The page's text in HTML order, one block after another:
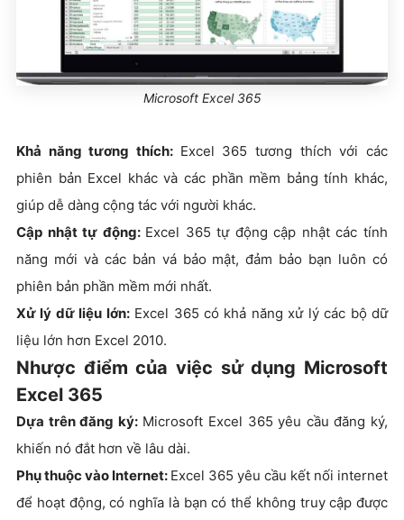
Microsoft Excel 365
Khả năng tương thích: Excel 365 tương thích với các
phiên bản Excel khác và các phần mềm bảng tính khác,
giúp dễ dàng cộng tác với người khác.
Cập nhật tự động: Excel 365 tự động cập nhật các tính
năng mới và các bản vá bảo mật, đảm bảo bạn luôn có
phiên bản phần mềm mới nhất.
Xử lý dữ liệu lớn:Excel 365 có khả năng xử lý các bộ dữ
liệu lớn hơn Excel 2010.
Nhược điểm của việc sử dụng Microsoft
Excel 365
Dựa trên đăng ký:Microsoft Excel 365 yêu cầu đăng ký,
khiến nó đắt hơn về lâu dài.
Phụ thuộc vào Internet: Excel 365 yêu cầu kết nối internet
để hoạt động, có nghĩa là bạn có thể không truy cập được